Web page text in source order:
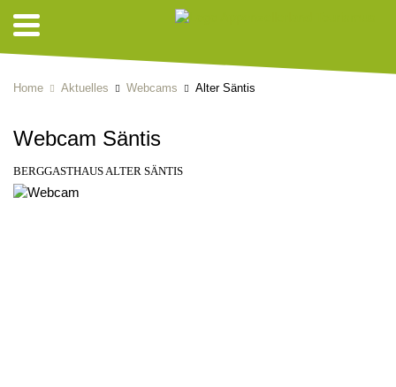
Home Aktuelles Webcams Alter Säntis
Webcam Säntis
BERGGASTHAUS ALTER SÄNTIS